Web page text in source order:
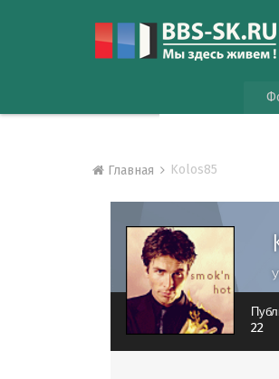
Главная Kolos85
22